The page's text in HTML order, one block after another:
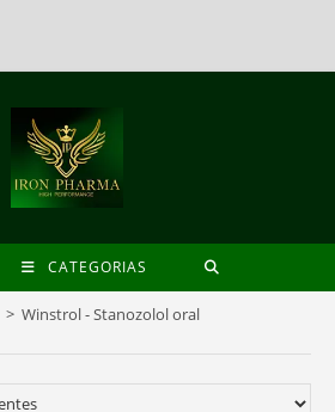
CATEGORIAS
> Winstrol - Stanozolol oral